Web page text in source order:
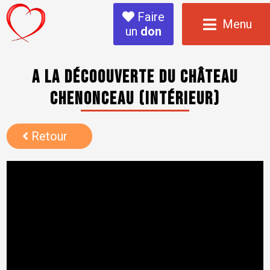
Faire
un don Menu
A la décoouverte du Château
Chenonceau (intérieur)
Retour